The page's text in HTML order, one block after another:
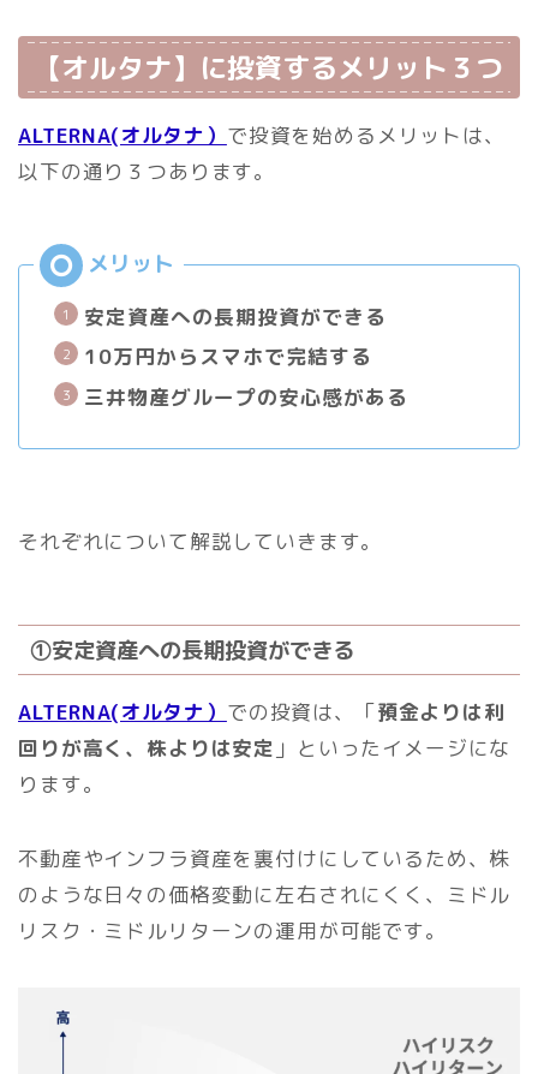
【オルタナ】に投資するメリット３つ
ALTERNA(オルタナ） で投資を始めるメリットは、
以下の通り３つあります。
安定資産への長期投資ができる
10万円からスマホで完結する
三井物産グループの安心感がある
それぞれについて解説していきます。
①安定資産への長期投資ができる
ALTERNA(オルタナ） での投資は、「預金よりは利
回りが高く、株よりは安定 」といったイメージにな
ります。
不動産やインフラ資産を裏付けにしているため、株
のような日々の価格変動に左右されにくく、ミドル
リスク・ミドルリターンの運用が可能です。